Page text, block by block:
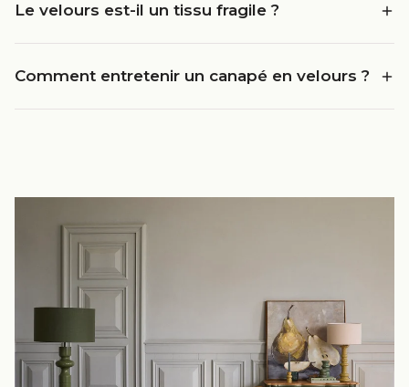
Le velours est-il un tissu fragile ?
Comment entretenir un canapé en velours ?